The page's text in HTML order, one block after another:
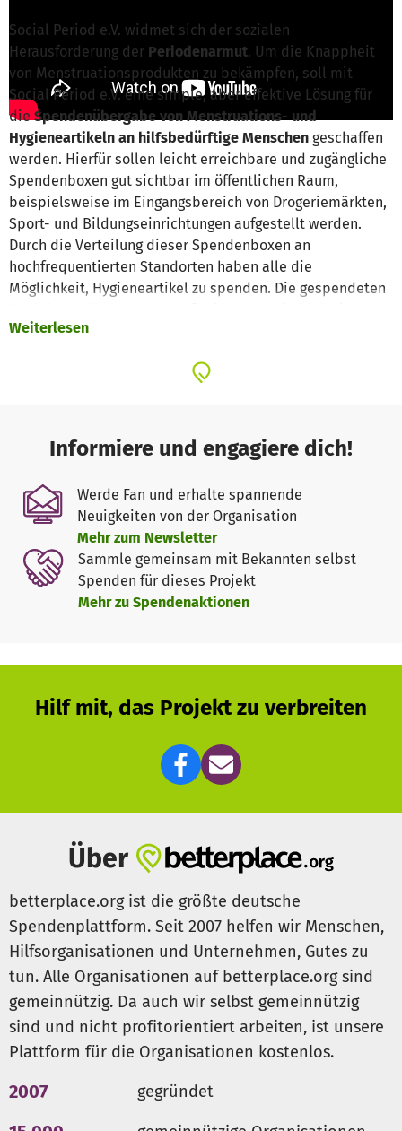
Social Period e.V. widmet sich der sozialen
Herausforderung der Periodenarmut. Um die Knappheit
von Menstruationsprodukten zu bekämpfen, soll mit
Social Period e.V. eine simple, aber effektive Lösung für
dieSpendenübergabe von Menstruations- und
Hygieneartikeln an hilfsbedürftige Menschen geschaffen
werden. Hierfür sollen leicht erreichbare und zugängliche
Spendenboxen gut sichtbar im öffentlichen Raum,
beispielsweise im Eingangsbereich von Drogeriemärkten,
Sport- und Bildungseinrichtungen aufgestellt werden.
Durch die Verteilung dieser Spendenboxen an
hochfrequentierten Standorten haben alle die
Möglichkeit, Hygieneartikel zu spenden. Die gespendeten
monatlich abgeholt und an soziale Einrichtungen
einzelnen Einrichtungen werden von Social Period e.V.
Weiterlesen
Informiere und engagiere dich!
Werde Fan und erhalte spannende
Neuigkeiten von der Organisation
Mehr zum Newsletter
Sammle gemeinsam mit Bekannten selbst
Spenden für dieses Projekt
Mehr zu Spendenaktionen
Hilf mit, das Projekt zu verbreiten
Über
betterplace.org ist die größte deutsche
Spendenplattform. Seit 2007 helfen wir Menschen,
Hilfsorganisationen und Unternehmen, Gutes zu
tun. Alle Organisationen auf betterplace.org sind
gemeinnützig. Da auch wir selbst gemeinnützig
sind und nicht profitorientiert arbeiten, ist unsere
Plattform für die Organisationen kostenlos.
2007 gegründet